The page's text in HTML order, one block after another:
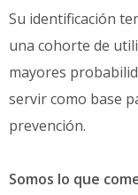
Su identificación
una cohorte de
mayores
servir como base
prevención.
Somos lo que